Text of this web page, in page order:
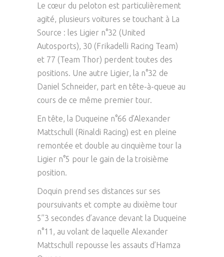
Le cœur du peloton est particulièrement
agité, plusieurs voitures se touchant à La
Source : les Ligier n°32 (United
Autosports), 30 (Frikadelli Racing Team)
et 77 (Team Thor) perdent toutes des
positions. Une autre Ligier, la n°32 de
Daniel Schneider, part en tête-à-queue au
cours de ce même premier tour.
En tête, la Duqueine n°66 d’Alexander
Mattschull (Rinaldi Racing) est en pleine
remontée et double au cinquième tour la
Ligier n°5 pour le gain de la troisième
position.
Doquin prend ses distances sur ses
poursuivants et compte au dixième tour
5’’3 secondes d’avance devant la Duqueine
n°11, au volant de laquelle Alexander
Mattschull repousse les assauts d’Hamza